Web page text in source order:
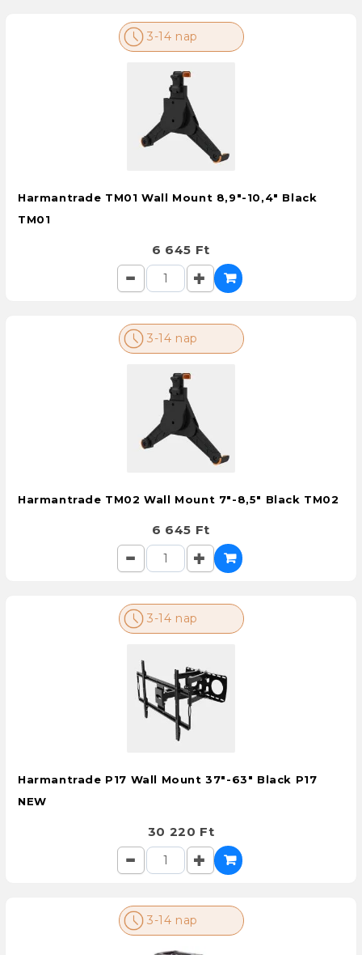
3-14 nap
Harmantrade TM01 Wall Mount 8,9"-10,4" Black
TM01
6 645 Ft
3-14 nap
Harmantrade TM02 Wall Mount 7"-8,5" Black TM02
6 645 Ft
3-14 nap
Harmantrade P17 Wall Mount 37"-63" Black P17
NEW
30 220 Ft
3-14 nap